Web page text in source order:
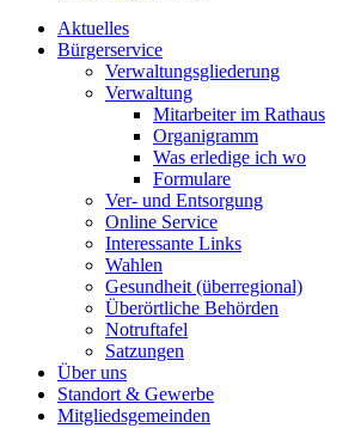
Aktuelles
Bürgerservice
Verwaltungsgliederung
Verwaltung
Mitarbeiter im Rathaus
Organigramm
Was erledige ich wo
Formulare
Ver- und Entsorgung
Online Service
Interessante Links
Wahlen
Gesundheit (überregional)
Überörtliche Behörden
Notruftafel
Satzungen
Über uns
Standort & Gewerbe
Mitgliedsgemeinden